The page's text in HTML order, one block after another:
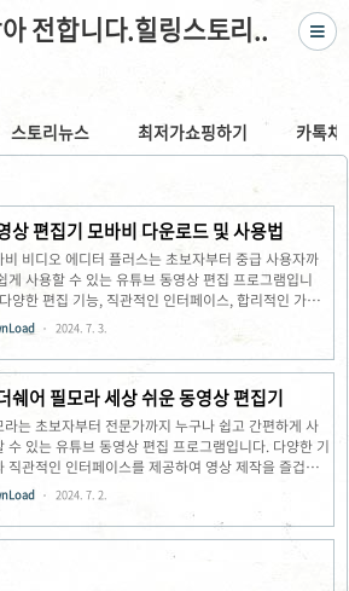
전합니다.힐링스토리..
스토리뉴스 최저가쇼핑하기 카톡채
상 편집기 모바비 다운로드 및 사용법
비 비디오 에디터 플러스는 초보자부터 중급 사용자까
게 사용할 수 있는 유튜브 동영상 편집 프로그램입니
양한 편집 기능, 직관적인 인터페이스, 합리적인 가격
많은 사랑을 받고 있습니다.모바비 비디오 에디터 플러
요 기능간편한 편집 : 마우스 드래그 앤 드롭 방식으로
, 음악, 사진 등을 손쉽게 편집할 수 있습니다.다양한 효
릿을 제공하여 영상을 더욱 풍부하게 만들 수 있습니다.
적인 기능 : 화면 녹화, 영상 변환, 자막 추가 등 유튜브
제작에 필요한 실용적인 기능을 제공합니다.저렴한 가
료 프로그램이지만, 다른 프로그램에 비해 저렴한 가
로 이용할 수 있습니다.모바비 비디오 에디터 플러스 다
및..
2024. 7. 3.
쉐어 필모라 세상 쉬운 동영상 편집기
라는 초보자부터 전문가까지 누구나 쉽고 간편하게 사
수 있는 유튜브 동영상 편집 프로그램입니다. 다양한 기
직관적인 인터페이스를 제공하여 영상 제작을 즐겁
들어 줍니다.필모라 주요 기능간편한 편집 : 마우스 드
앤 드롭 방식으로 영상, 음악, 사진 등을 손쉽게 편집할
습니다.다양한 효과 및 템플릿 : 트랜지션, 타이틀, 효과
2024. 7. 2.